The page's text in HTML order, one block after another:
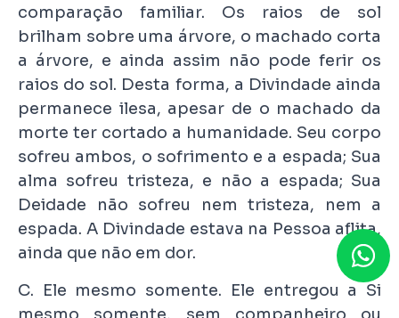
comparação familiar. Os raios de sol
brilham sobre uma árvore, o machado corta
a árvore, e ainda assim não pode ferir os
raios do sol. Desta forma, a Divindade ainda
permanece ilesa, apesar de o machado da
morte ter cortado a humanidade. Seu corpo
sofreu ambos, o sofrimento e a espada; Sua
alma sofreu tristeza, e não a espada; Sua
Deidade não sofreu nem tristeza, nem a
espada. A Divindade estava na Pessoa aflita,
ainda que não em dor.
C. Ele mesmo somente. Ele entregou a Si